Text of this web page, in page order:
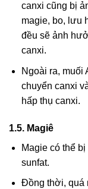
canxi cũng bị
magie, bo, lưu
đều sẽ ảnh
canxi.
Ngoài ra, muối
chuyển canxi
hấp thụ canxi.
1.5. Magiê
Magie có thể
sunfat.
Đồng thời, quá